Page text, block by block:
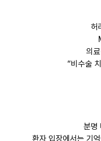
허
의
“비수술
분명
환자 입장에서는 기